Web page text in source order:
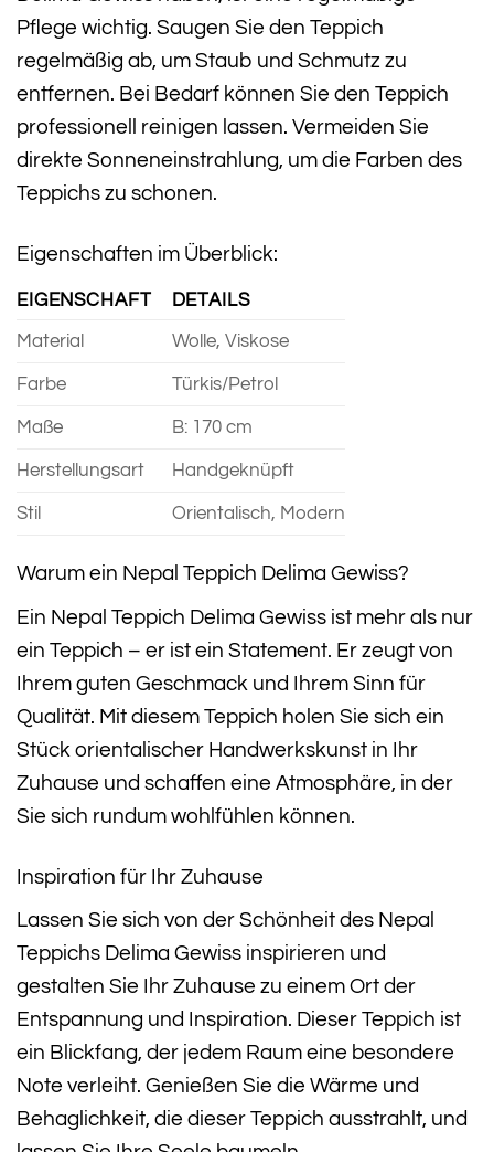
Pflege wichtig. Saugen Sie den Teppich
regelmäßig ab, um Staub und Schmutz zu
entfernen. Bei Bedarf können Sie den Teppich
professionell reinigen lassen. Vermeiden Sie
direkte Sonneneinstrahlung, um die Farben des
Teppichs zu schonen.
Eigenschaften im Überblick:
EIGENSCHAFT DETAILS
Material Wolle, Viskose
Farbe Türkis/Petrol
Maße B: 170 cm
Herstellungsart Handgeknüpft
Stil Orientalisch, Modern
Warum ein Nepal Teppich Delima Gewiss?
Ein Nepal Teppich Delima Gewiss ist mehr als nur
ein Teppich – er ist ein Statement. Er zeugt von
Ihrem guten Geschmack und Ihrem Sinn für
Qualität. Mit diesem Teppich holen Sie sich ein
Stück orientalischer Handwerkskunst in Ihr
Zuhause und schaffen eine Atmosphäre, in der
Sie sich rundum wohlfühlen können.
Inspiration für Ihr Zuhause
Lassen Sie sich von der Schönheit des Nepal
Teppichs Delima Gewiss inspirieren und
gestalten Sie Ihr Zuhause zu einem Ort der
Entspannung und Inspiration. Dieser Teppich ist
ein Blickfang, der jedem Raum eine besondere
Note verleiht. Genießen Sie die Wärme und
Behaglichkeit, die dieser Teppich ausstrahlt, und